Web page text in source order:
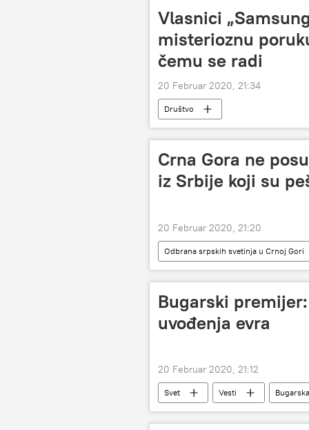
Vlasnici
misterioznu
čemu se radi
20 Februar 2020, 21:34
Društvo
Crna Gora ne
iz Srbije koji su
20 Februar 2020, 21:20
Odbrana srpskih svetinja u Crnoj Gori
Video
Region
Bugarski
uvođenja evra
20 Februar 2020, 21:12
Svet Vesti Bugarska